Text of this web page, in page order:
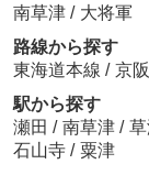
南草津 / 大将軍
路線から探す
東海道本線 / 京
駅から探す
瀬田 / 南草津 /
石山寺 / 粟津